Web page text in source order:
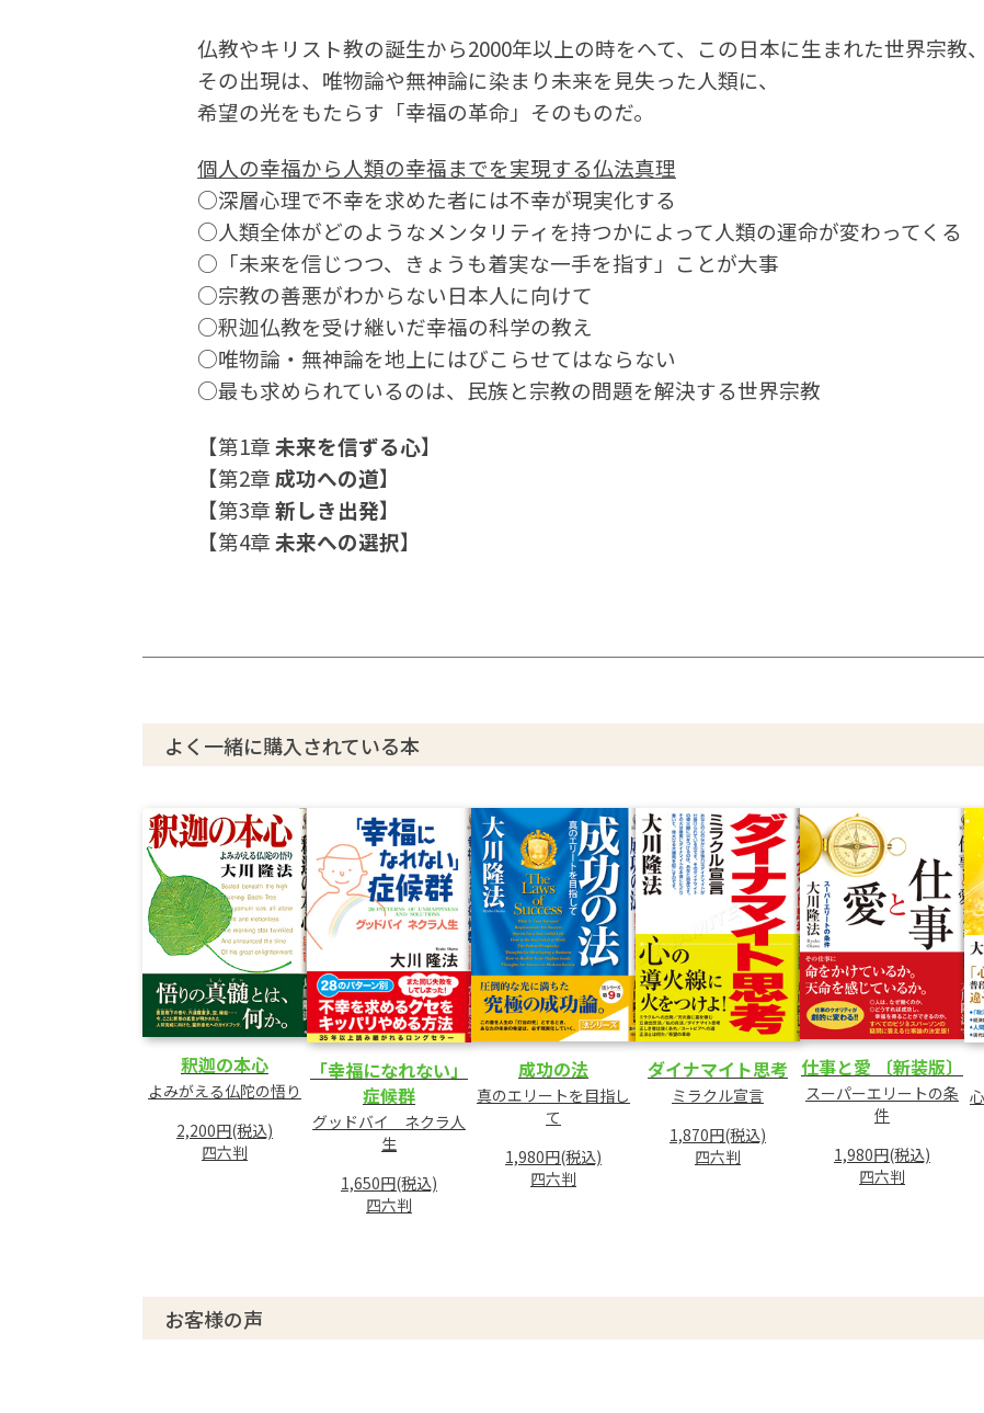
仏教やキリスト教の誕生から2000年以上の時をへて、この日本に生まれた世界宗教
その出現は、唯物論や無神論に染まり未来を見失った人類に、
希望の光をもたらす「幸福の革命」そのものだ。
個人の幸福から人類の幸福までを実現する仏法真理
○深層心理で不幸を求めた者には不幸が現実化する
○人類全体がどのようなメンタリティを持つかによって人類の運命が変わってくる
○「未来を信じつつ、きょうも着実な一手を指す」ことが大事
○宗教の善悪がわからない日本人に向けて
○釈迦仏教を受け継いだ幸福の科学の教え
○唯物論・無神論を地上にはびこらせてはならない
○最も求められているのは、民族と宗教の問題を解決する世界宗教
【第1章 未来を信ずる心】
【第2章成功への道】
【第3章新しき出発】
【第4章 未来への選択】
よく一緒に購入されている本
釈迦の本心
よみがえる仏陀の悟り
2,200円(税込)
四六判
「幸福になれない」
症候群
グッドバイ ネクラ人
生
1,650円(税込)
四六判
成功の法
真のエリートを目指し
て
1,980円(税込)
四六判
ダイナマイト思考
ミラクル宣言
1,870円(税込)
四六判
仕事と愛 〔新装版〕
スーパーエリートの条
件
1,980円(税込)
四六判
お客様の声